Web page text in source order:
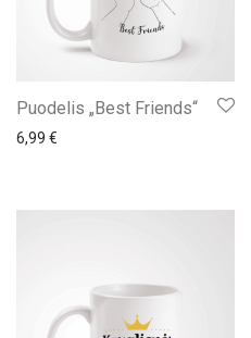
Puodelis „Best Friends“
6,99 €